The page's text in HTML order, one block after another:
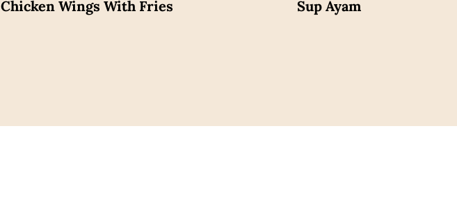
Chicken Wings With Fries Sup Ayam